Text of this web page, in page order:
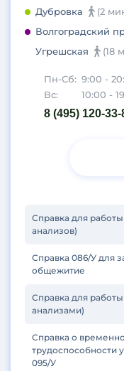
Дубровка
(2
Волгоградский
Угрешская
(18
Пн-Сб: 9:00 -
Вс:
10:00 -
8 (495) 120-33-
Справка для
анализов)
Справка 086/У для
общежитие
Справка для
анализами)
Справка о
трудоспособности
095/У